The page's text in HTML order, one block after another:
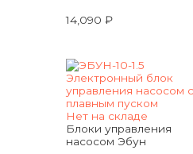
14,090 ₽
Нет на складе
Блоки управления
насосом Эбун